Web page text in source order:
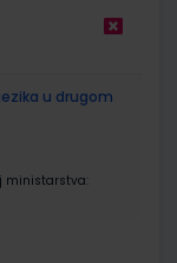
u drugom
ministarstva: